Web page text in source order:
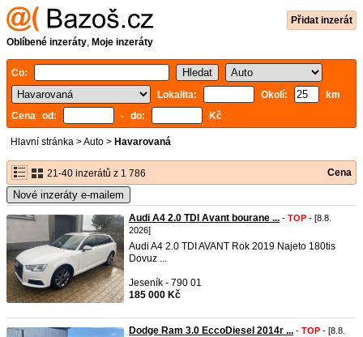
Přidat inzerát
Oblíbené inzeráty, Moje inzeráty
Co:
Lokalita:
Okolí:
km
Cena od:
- do: Kč
Hlavní stránka >Auto > Havarovaná
21-40 inzerátů z 1 786 Cena
Nové inzeráty e-mailem
Audi A4 2.0 TDI Avant bourane ... - TOP - [8.8.
2026]
Audi A4 2.0 TDI AVANT Rok 2019 Najeto 180tis
Dovuz ...
Jeseník - 790 01
185 000 Kč
Dodge Ram 3.0 EccoDiesel 2014r ... - TOP - [8.8.